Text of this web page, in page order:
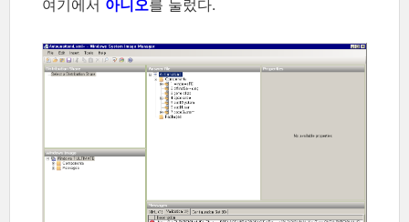
여기에서 아니오를 눌렀다.